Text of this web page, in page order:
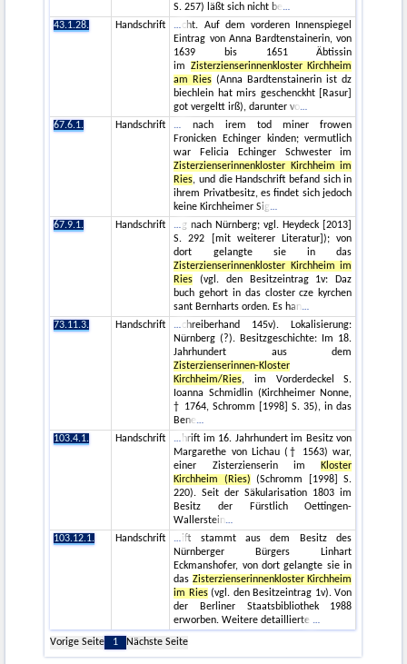
S. 257) läßt sich nicht be
43.1.28.
Handschrift
cht. Auf dem vorderen Innenspiegel
Eintrag von Anna Bardtenstainerin, von
1639 bis 1651 Äbtissin
im Zisterzienserinnenkloster Kirchheim
am Ries (Anna Bardtenstainerin ist dz
biechlein hat mirs geschenckht [Rasur]
got vergeltt irß), darunter vo
67.6.1.
Handschrift
nach irem tod miner frowen
Fronicken Echinger kinden; vermutlich
war Felicia Echinger Schwester im
Zisterzienserinnenkloster Kirchheim im
Ries, und die Handschrift befand sich in
ihrem Privatbesitz, es findet sich jedoch
keine Kirchheimer Sig
67.9.1.
Handschrift
g nach Nürnberg; vgl. Heydeck [2013]
S. 292 [mit weiterer Literatur]); von
dort gelangte sie in das
Zisterzienserinnenkloster Kirchheim im
Ries (vgl. den Besitzeintrag 1v: Daz
buch gehort in das closter cze kyrchen
sant Bernharts orden. Es han
73.11.3.
Handschrift
chreiberhand 145v). Lokalisierung:
Nürnberg (?). Besitzgeschichte: Im 18.
Jahrhundert aus dem
Zisterzienserinnen-Kloster
Kirchheim/Ries, im Vorderdeckel S.
Ioanna Schmidlin (Kirchheimer Nonne,
† 1764, Schromm [1998] S. 35), in das
Bene
103.4.1.
Handschrift
hrift im 16. Jahrhundert im Besitz von
Margarethe von Lichau († 1563) war,
einer Zisterzienserin im Kloster
Kirchheim (Ries) (Schromm [1998] S.
220). Seit der Säkularisation 1803 im
Besitz der Fürstlich Oettingen-
Wallerstein
103.12.1.
Handschrift
ift stammt aus dem Besitz des
Nürnberger Bürgers Linhart
Eckmanshofer, von dort gelangte sie in
das Zisterzienserinnenkloster Kirchheim
im Ries(vgl. den Besitzeintrag 1v). Von
der Berliner Staatsbibliothek 1988
erworben. Weitere detaillierte
Vorige Seite
1 Nächste Seite